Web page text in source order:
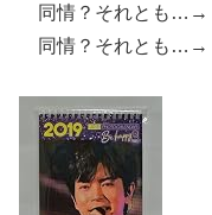
同情？それとも…→
同情？それとも…→